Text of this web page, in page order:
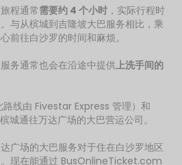
程通常需要约 4 个小时 ，实际行程时
与从槟城到吉隆坡大巴服务相比，乘
前往白沙罗的时间和麻烦。
务通常也会在沿途中提供上洗手间的
路线由 Fivestar Express 管理）和
城通往万达广场的大巴营运公司。
广场的大巴服务对于住在白沙罗地区
。现在能通过 BusOnlineTicket.com